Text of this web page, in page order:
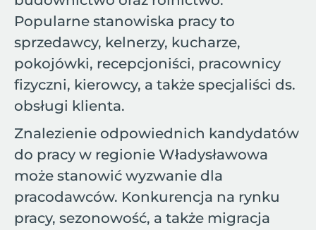
Popularne stanowiska pracy to
sprzedawcy, kelnerzy, kucharze,
pokojówki, recepcjoniści, pracownicy
fizyczni, kierowcy, a także specjaliści ds.
obsługi klienta.
Znalezienie odpowiednich kandydatów
do pracy w regionie Władysławowa
może stanowić wyzwanie dla
pracodawców. Konkurencja na rynku
pracy, sezonowość, a także migracja